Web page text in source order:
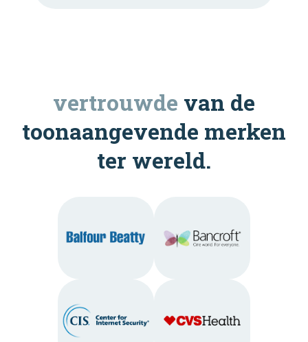
vertrouwde van de
toonaangevende merken
ter wereld.